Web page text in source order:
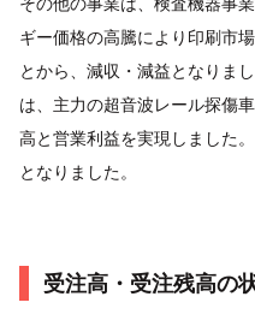
ギー価格の高騰により印刷市
とから、減収・減益となりま
は、主力の超音波レール探傷
高と営業利益を実現しました
となりました。
受注高・受注残高の